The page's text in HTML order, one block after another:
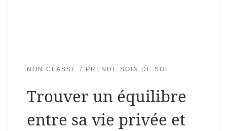
NON CLASSÉ PRENDE SOIN DE SOI
Trouver un équilibre
entre sa vie privée et